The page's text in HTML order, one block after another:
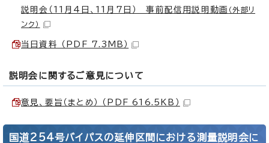
説明会（11月4日、11月7日） 事前配信用説明動画 （外部リ
ンク）
当日資料 （PDF 7.3MB）
説明会に関するご意見について
意見、要旨（まとめ） （PDF 616.5KB）
国道254号バイパスの延伸区間における測量説明会に